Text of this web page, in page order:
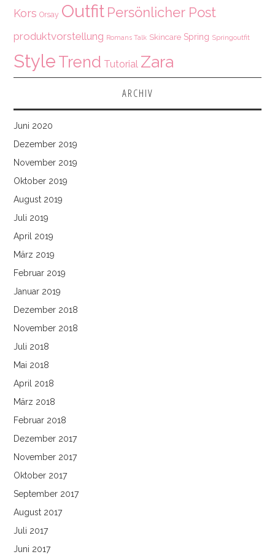
Kors Orsay Outfit Persönlicher Post
produktvorstellung Romans Talk Skincare Spring Springoutfit
Style Trend Tutorial Zara
ARCHIV
Juni 2020
Dezember 2019
November 2019
Oktober 2019
August 2019
Juli 2019
April 2019
März 2019
Februar 2019
Januar 2019
Dezember 2018
November 2018
Juli 2018
Mai 2018
April 2018
März 2018
Februar 2018
Dezember 2017
November 2017
Oktober 2017
September 2017
August 2017
Juli 2017
Juni 2017